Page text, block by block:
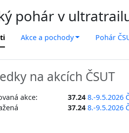
pohár v
Akce a pochody Pohár
na akcích ČSUT
akce: 37.24 8.-9.5.2026
37.24 8.-9.5.2026